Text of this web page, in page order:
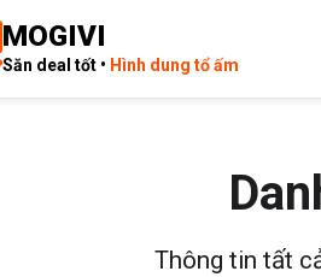
MOGIVI
Săn deal tốt • Hình dung tổ ấm
Thông tin tất